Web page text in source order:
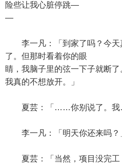
险些让我心脏停跳—
—
李一凡：「到家了吗？今天
了。但那时看着你的眼
睛，我脑子里的弦一下子就断
我真的不想放开。」
夏芸：「……你别说了。我
李一凡：「明天你还来吗？
夏芸：「当然，项目没完工